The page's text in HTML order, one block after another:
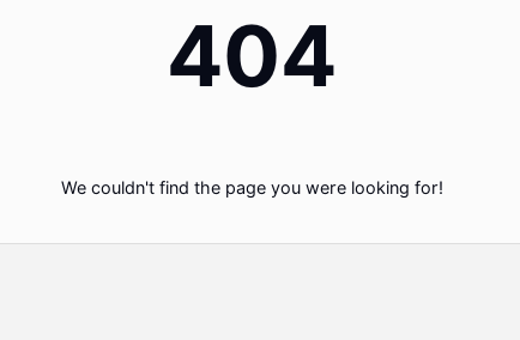
404
We couldn't find the page you were looking for!